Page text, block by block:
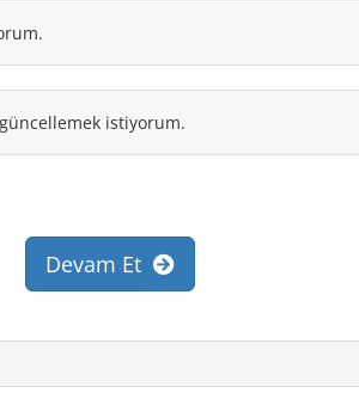
istiyorum.
Devam Et